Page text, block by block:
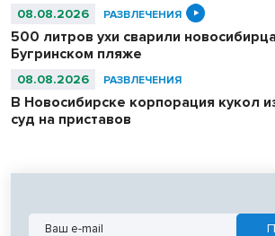
08.08.2026 РАЗВЛЕЧЕНИЯ
500 литров ухи сварили
Бугринском пляже
08.08.2026 РАЗВЛЕЧЕНИЯ
В Новосибирске корпорация кукол
суд на приставов